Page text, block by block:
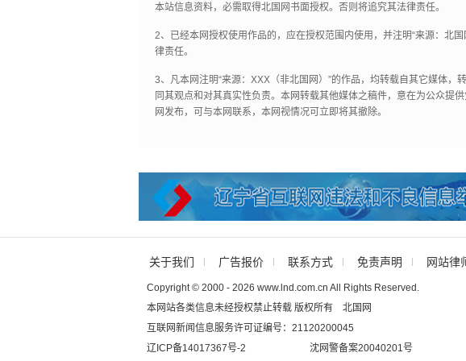
本站信息资料，必需取得北国网书面授权。否则将追究其法律责任。
2、已经本网授权使用作品的，应在授权范围内使用，并注明“来源：北
律责任。
3、凡本网注明“来源：XXX（非北国网）”的作品，均转载自其它媒体，
同其观点和对其真实性负责。本网转载其他媒体之稿件，意在为公众提
网发布，可与本网联系，本网视情况可立即将其撤除。
关于我们 广告报价 联系方式 免责声明 网站律
Copyright © 2000 - 2026 www.lnd.com.cn All Rights Reserved.
本网站各类信息未经授权禁止转载 版权所有 北国网
互联网新闻信息服务许可证编号：21120200045
辽ICP备14017367号-2
沈网警备案20040201号